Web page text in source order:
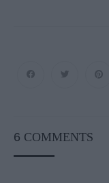
6 COMMENTS